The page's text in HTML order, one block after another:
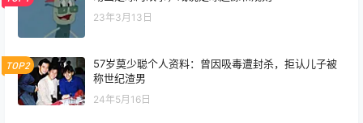
23年3月13日
TOP2
57岁莫少聪个人资料：曾因吸毒遭封杀，拒认儿子被
称世纪渣男
24年5月16日